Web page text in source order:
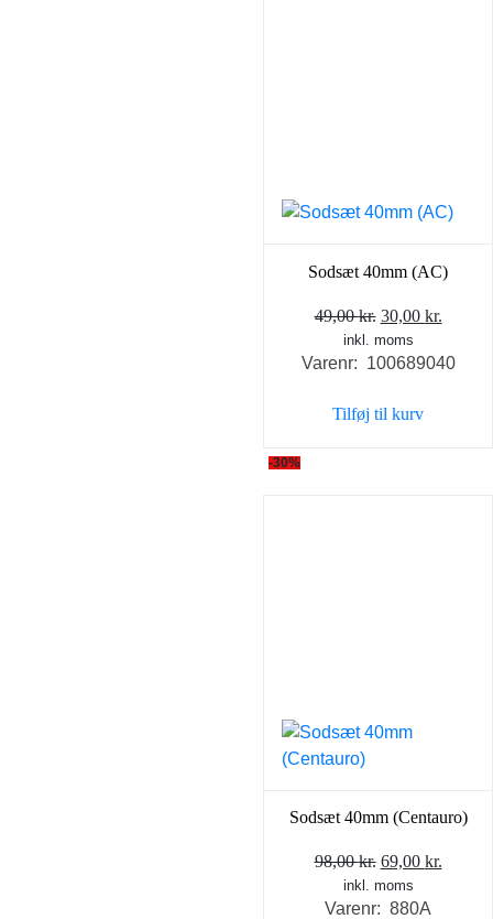
Sodsæt 40mm (AC)
49,00kr. Den
oprindelige
pris
49,00 kr..
30,00 kr.
pris
inkl. moms
Varenr: 100689040
Tilføj til kurv
-30%
Sodsæt 40mm (Centauro)
98,00kr. Den
oprindelige
pris
69,00 kr.
inkl. moms
Varenr: 880A